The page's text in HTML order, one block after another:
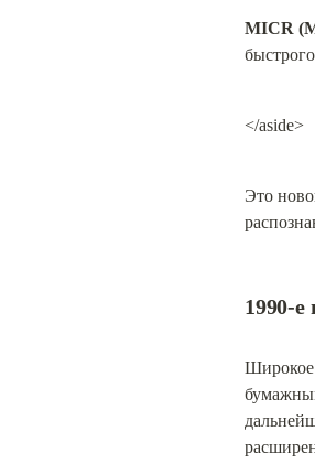
MICR
</aside>
Это
1990-
Широкое